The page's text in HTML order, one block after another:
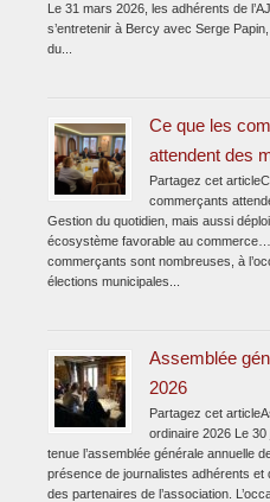
Le 31 mars 2026, les adhérents de
s’entretenir à Bercy avec Serge
du...
Ce que les
attendent des
Partagez cet
commerçants
Gestion du quotidien, mais aussi
écosystème favorable au
commerçants sont nombreuses, à
élections municipales...
Assemblée
2026
Partagez cet
ordinaire 2026 Le 30
tenue l’assemblée générale annuelle
présence de journalistes adhérents et
des partenaires de l’association.